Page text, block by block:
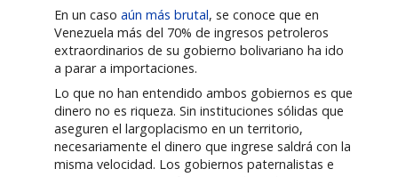
En un casoaún más brutal, se conoce que en
Venezuela más del 70% de ingresos petroleros
extraordinarios de su gobierno bolivariano ha ido
a parar a importaciones.
Lo que no han entendido ambos gobiernos es que
dinero no es riqueza. Sin instituciones sólidas que
aseguren el largoplacismo en un territorio,
necesariamente el dinero que ingrese saldrá con la
misma velocidad. Los gobiernos paternalistas e